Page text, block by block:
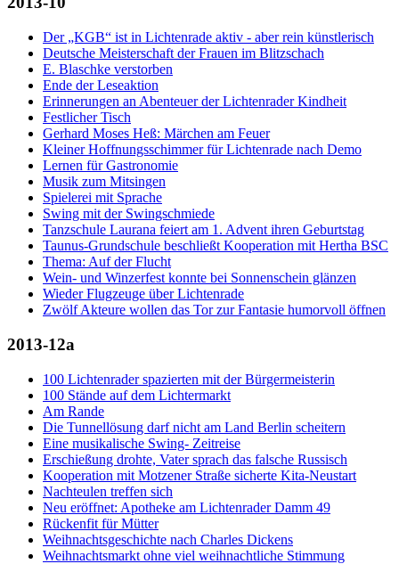
Der „KGB“ ist in Lichtenrade aktiv - aber rein künstlerisch
Deutsche Meisterschaft der Frauen im Blitzschach
E. Blaschke verstorben
Ende der Leseaktion
Erinnerungen an Abenteuer der Lichtenrader Kindheit
Festlicher Tisch
Gerhard Moses Heß: Märchen am Feuer
Kleiner Hoffnungsschimmer für Lichtenrade nach Demo
Lernen für Gastronomie
Musik zum Mitsingen
Spielerei mit Sprache
Swing mit der Swingschmiede
Tanzschule Laurana feiert am 1. Advent ihren Geburtstag
Taunus-Grundschule beschließt Kooperation mit Hertha BSC
Thema: Auf der Flucht
Wein- und Winzerfest konnte bei Sonnenschein glänzen
Wieder Flugzeuge über Lichtenrade
Zwölf Akteure wollen das Tor zur Fantasie humorvoll öffnen
2013-12a
100 Lichtenrader spazierten mit der Bürgermeisterin
100 Stände auf dem Lichtermarkt
Am Rande
Die Tunnellösung darf nicht am Land Berlin scheitern
Eine musikalische Swing- Zeitreise
Erschießung drohte, Vater sprach das falsche Russisch
Kooperation mit Motzener Straße sicherte Kita-Neustart
Nachteulen treffen sich
Neu eröffnet: Apotheke am Lichtenrader Damm 49
Rückenfit für Mütter
Weihnachtsgeschichte nach Charles Dickens
Weihnachtsmarkt ohne viel weihnachtliche Stimmung